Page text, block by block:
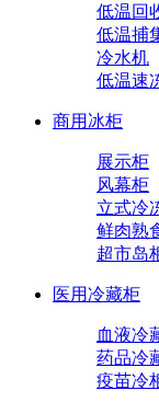
低温回
低温捕
冷水机
低温速
商用冰柜
展示柜
风幕柜
立式冷
鲜肉熟
超市岛
医用冷藏柜
血液冷
药品冷
疫苗冷